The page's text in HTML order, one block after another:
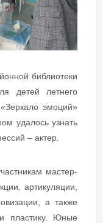
библиотеки
детей летнего
эмоций»
удалось узнать
– актер.
мастер-
артикуляции,
а также
пластику. Юные